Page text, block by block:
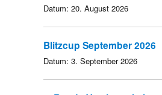
Datum: 20. August 2026
Blitzcup September 2026
Datum: 3. September 2026